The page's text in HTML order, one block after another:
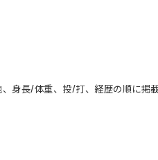
身長/体重、投/打、経歴の順に掲